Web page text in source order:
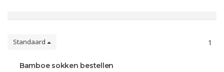
Standaard 1
Bamboe sokken bestellen